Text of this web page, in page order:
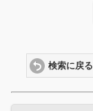
検索に戻る